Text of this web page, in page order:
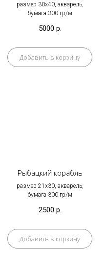
размер 30х40, акварель,
бумага 300 гр/м
5000 р.
Добавить в корзину
Рыбацкий корабль
размер 21х30, акварель,
бумага 300 гр/м
2500 р.
Добавить в корзину